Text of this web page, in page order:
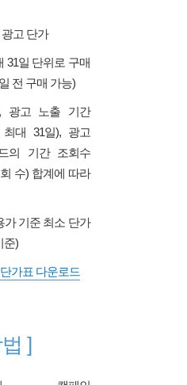
광고 단가
31일 단위로 구매
전 구매 가능)
광고 노출 기간
대 31일), 광고
의 기간 조회수
수) 합계에 따라
가 기준 최소 단가
준)
가표 다운로드
]